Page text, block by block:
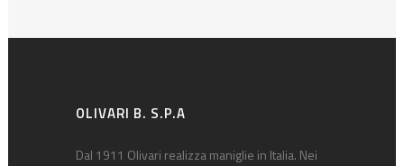
OLIVARI B. S.P.A
Dal 1911 Olivari realizza maniglie in Italia. Nei